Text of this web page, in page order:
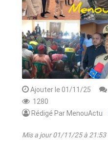
PLUS
Ajouter le 01/11/25
1280
Rédigé Par MenouActu
Mis a jour 01/11/25 à 21:53